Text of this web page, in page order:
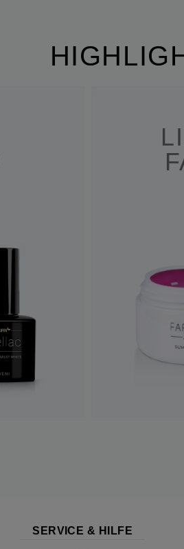
SERVICE & HILFE